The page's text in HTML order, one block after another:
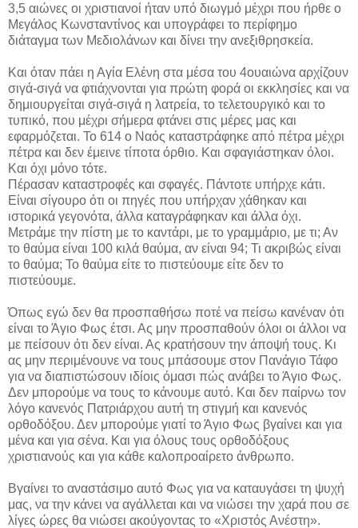
3,5 αιώνες οι χριστιανοί ήταν υπό διωγμό μέχρι που ήρθε ο
Μεγάλος Κωνσταντίνος και υπογράφει το περίφημο
διάταγμα των Μεδιολάνων και δίνει την ανεξιθρησκεία.
Και όταν πάει η Αγία Ελένη στα μέσα του 4ουαιώνα αρχίζουν
σιγά-σιγά να φτιάχνονται για πρώτη φορά οι εκκλησίες και να
δημιουργείται σιγά-σιγά η λατρεία, το τελετουργικό και το
τυπικό, που μέχρι σήμερα φτάνει στις μέρες μας και
εφαρμόζεται. Το 614 ο Ναός καταστράφηκε από πέτρα μέχρι
πέτρα και δεν έμεινε τίποτα όρθιο. Και σφαγιάστηκαν όλοι.
Και όχι μόνο τότε.
Πέρασαν καταστροφές και σφαγές. Πάντοτε υπήρχε κάτι.
Είναι σίγουρο ότι οι πηγές που υπήρχαν χάθηκαν και
ιστορικά γεγονότα, άλλα καταγράφηκαν και άλλα όχι.
Μετράμε την πίστη με το καντάρι, με το γραμμάριο, με τι; Αν
το θαύμα είναι 100 κιλά θαύμα, αν είναι 94; Τι ακριβώς είναι
το θαύμα; Το θαύμα είτε το πιστεύουμε είτε δεν το
πιστεύουμε.
Όπως εγώ δεν θα προσπαθήσω ποτέ να πείσω κανέναν ότι
είναι το Άγιο Φως έτσι. Ας μην προσπαθούν όλοι οι άλλοι να
με πείσουν ότι δεν είναι. Ας κρατήσουν την άποψή τους. Κι
ας μην περιμένουνε να τους μπάσουμε στον Πανάγιο Τάφο
για να διαπιστώσουν ιδίοις όμασι πώς ανάβει το Άγιο Φως.
Δεν μπορούμε να τους το κάνουμε αυτό. Και δεν παίρνω τον
λόγο κανενός Πατριάρχου αυτή τη στιγμή και κανενός
ορθοδόξου. Δεν μπορούμε γιατί το Άγιο Φως βγαίνει και για
μένα και για σένα. Και για όλους τους ορθοδόξους
χριστιανούς και για κάθε καλοπροαίρετο άνθρωπο.
Βγαίνει το αναστάσιμο αυτό Φως για να καταυγάσει τη ψυχή
μας, να την κάνει να αγάλλεται και να νιώσει την χαρά που σε
λίγες ώρες θα νιώσει ακούγοντας το «Χριστός Ανέστη».